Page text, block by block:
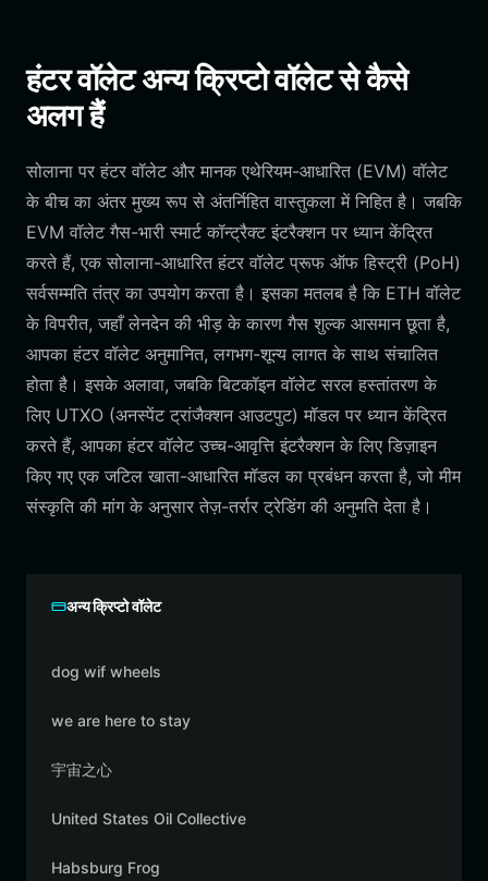
हंटर वॉलेट अन्य क्रिप्टो वॉलेट से कैसे
अलग हैं
सोलाना पर हंटर वॉलेट और मानक एथेरियम-आधारित (EVM) वॉलेट
के बीच का अंतर मुख्य रूप से अंतर्निहित वास्तुकला में निहित है। जबकि
EVM वॉलेट गैस-भारी स्मार्ट कॉन्ट्रैक्ट इंटरैक्शन पर ध्यान केंद्रित
करते हैं, एक सोलाना-आधारित हंटर वॉलेट प्रूफ ऑफ हिस्ट्री (PoH)
सर्वसम्मति तंत्र का उपयोग करता है। इसका मतलब है कि ETH वॉलेट
के विपरीत, जहाँ लेनदेन की भीड़ के कारण गैस शुल्क आसमान छूता है,
आपका हंटर वॉलेट अनुमानित, लगभग-शून्य लागत के साथ संचालित
होता है। इसके अलावा, जबकि बिटकॉइन वॉलेट सरल हस्तांतरण के
लिए UTXO (अनस्पेंट ट्रांजैक्शन आउटपुट) मॉडल पर ध्यान केंद्रित
करते हैं, आपका हंटर वॉलेट उच्च-आवृत्ति इंटरैक्शन के लिए डिज़ाइन
किए गए एक जटिल खाता-आधारित मॉडल का प्रबंधन करता है, जो मीम
संस्कृति की मांग के अनुसार तेज़-तर्रार ट्रेडिंग की अनुमति देता है।
अन्य क्रिप्टो वॉलेट
dog wif wheels
we are here to stay
宇宙之心
United States Oil Collective
Habsburg Frog